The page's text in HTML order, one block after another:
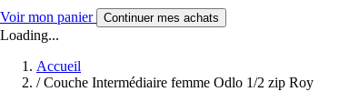
Voir mon panier Continuer mes achats
Loading...
Accueil
/ Couche Intermédiaire femme Odlo 1/2 zip Roy